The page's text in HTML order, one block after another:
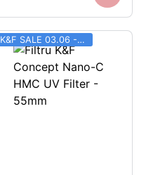
K&F SALE 03.06 - 31.08